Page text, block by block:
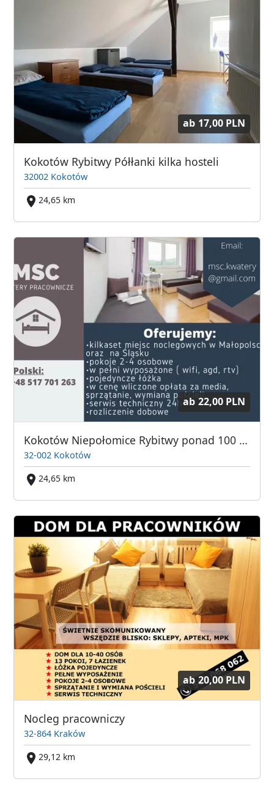
ab 17,00 PLN
Kokotów Rybitwy Półłanki kilka hosteli
32002 Kokotów
24,65 km
ab 22,00 PLN
Kokotów Niepołomice Rybitwy ponad 100 miejsc.
32-002 Kokotów
24,65 km
ab 20,00 PLN
Nocleg pracowniczy
32-864 Kraków
29,12 km